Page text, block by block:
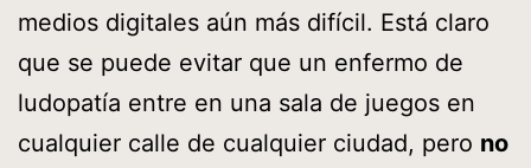
medios digitales aún más difícil. Está claro
que se puede evitar que un enfermo de
ludopatía entre en una sala de juegos en
cualquier calle de cualquier ciudad, pero no